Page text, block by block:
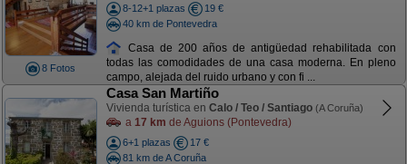
8 Fotos
8-12+1 plazas
19 €
40 km de Pontevedra
Casa de 200 años de antigüedad rehabilitada con
todas las comodidades de una casa moderna. En pleno
campo, alejada del ruido urbano y con fi ...
Casa San Martiño
Vivienda turística en Calo / Teo / Santiago (A Coruña)
a 17 km de Aguions (Pontevedra)
6+1 plazas
17 €
81 km de A Coruña